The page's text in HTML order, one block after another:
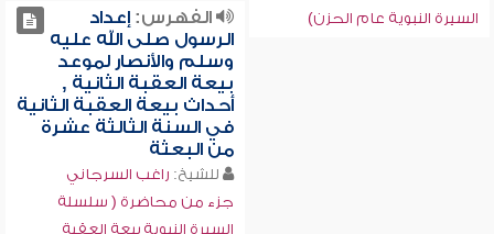
السيرة النبوية عام الحزن)
الفهرس:إعداد
الرسول صلى الله عليه
وسلم والأنصار لموعد
بيعة العقبة الثانية ,
أحداث بيعة العقبة الثانية
في السنة الثالثة عشرة
من البعثة
للشيخ: راغب السرجاني
جزء من محاضرة ( سلسلة
السيرة النبوية بيعة العقبة